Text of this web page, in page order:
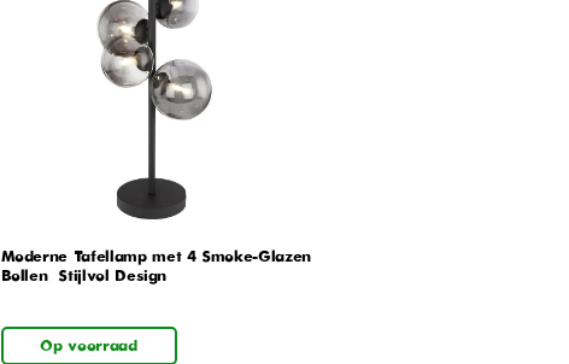
Moderne Tafellamp met 4 Smoke-Glazen
Bollen – Stijlvol Design
Op voorraad